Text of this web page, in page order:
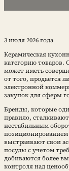
3 июля 2026 года
Керамическая
категорию товаров.
может иметь
от того, продается
электронной
закупок для сферы
Бренды, которые
правило,
нестабильным
выстраивают свои
посуды с учетом
добиваются более
контроля над